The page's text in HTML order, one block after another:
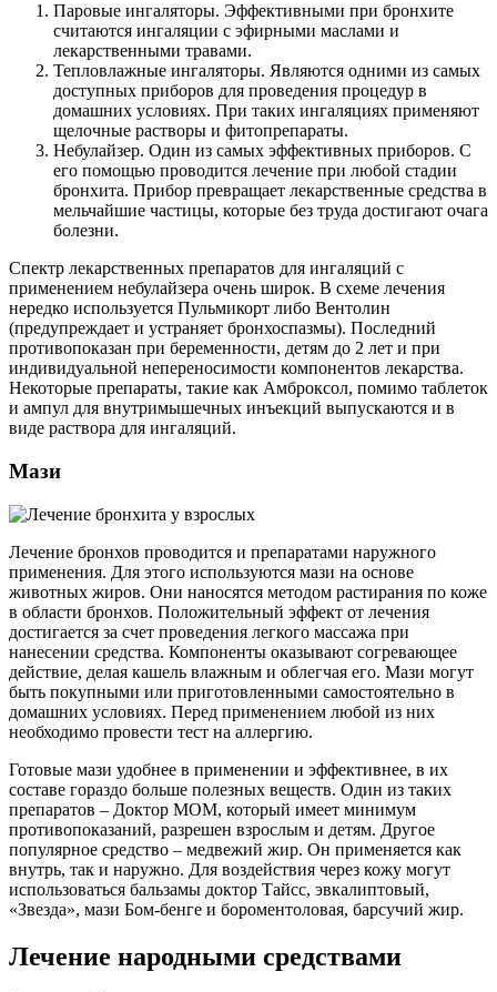
Паровые ингаляторы. Эффективными при бронхите
считаются ингаляции с эфирными маслами и
лекарственными травами.
Тепловлажные ингаляторы. Являются одними из самых
доступных приборов для проведения процедур в
домашних условиях. При таких ингаляциях применяют
щелочные растворы и фитопрепараты.
Небулайзер. Один из самых эффективных приборов. С
его помощью проводится лечение при любой стадии
бронхита. Прибор превращает лекарственные средства в
мельчайшие частицы, которые без труда достигают очага
болезни.
Спектр лекарственных препаратов для ингаляций с
применением небулайзера очень широк. В схеме лечения
нередко используется Пульмикорт либо Вентолин
(предупреждает и устраняет бронхоспазмы). Последний
противопоказан при беременности, детям до 2 лет и при
индивидуальной непереносимости компонентов лекарства.
Некоторые препараты, такие как Амброксол, помимо таблеток
и ампул для внутримышечных инъекций выпускаются и в
виде раствора для ингаляций.
Мази
Лечение бронхов проводится и препаратами наружного
применения. Для этого используются мази на основе
животных жиров. Они наносятся методом растирания по коже
в области бронхов. Положительный эффект от лечения
достигается за счет проведения легкого массажа при
нанесении средства. Компоненты оказывают согревающее
действие, делая кашель влажным и облегчая его. Мази могут
быть покупными или приготовленными самостоятельно в
домашних условиях. Перед применением любой из них
необходимо провести тест на аллергию.
Готовые мази удобнее в применении и эффективнее, в их
составе гораздо больше полезных веществ. Один из таких
препаратов – Доктор МОМ, который имеет минимум
противопоказаний, разрешен взрослым и детям. Другое
популярное средство – медвежий жир. Он применяется как
внутрь, так и наружно. Для воздействия через кожу могут
использоваться бальзамы доктор Тайсс, эвкалиптовый,
«Звезда», мази Бом-бенге и бороментоловая, барсучий жир.
Лечение народными средствами